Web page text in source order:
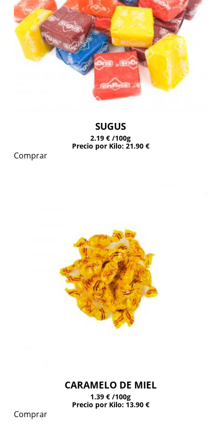
SUGUS
2.19 € /100g
Precio por Kilo: 21.90 €
Comprar
CARAMELO DE MIEL
1.39 € /100g
Precio por Kilo: 13.90 €
Comprar